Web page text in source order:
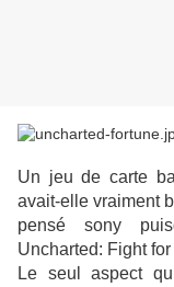
Un jeu de carte
avait-elle vraiment
pensé sony
Uncharted: Fight
Le seul aspect